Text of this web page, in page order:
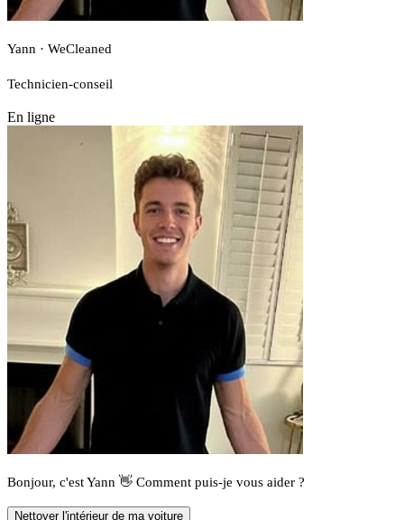
Yann · WeCleaned
Technicien-conseil
En ligne
Bonjour, c'est Yann 👋 Comment puis-je vous aider ?
Nettoyer l'intérieur de ma voiture